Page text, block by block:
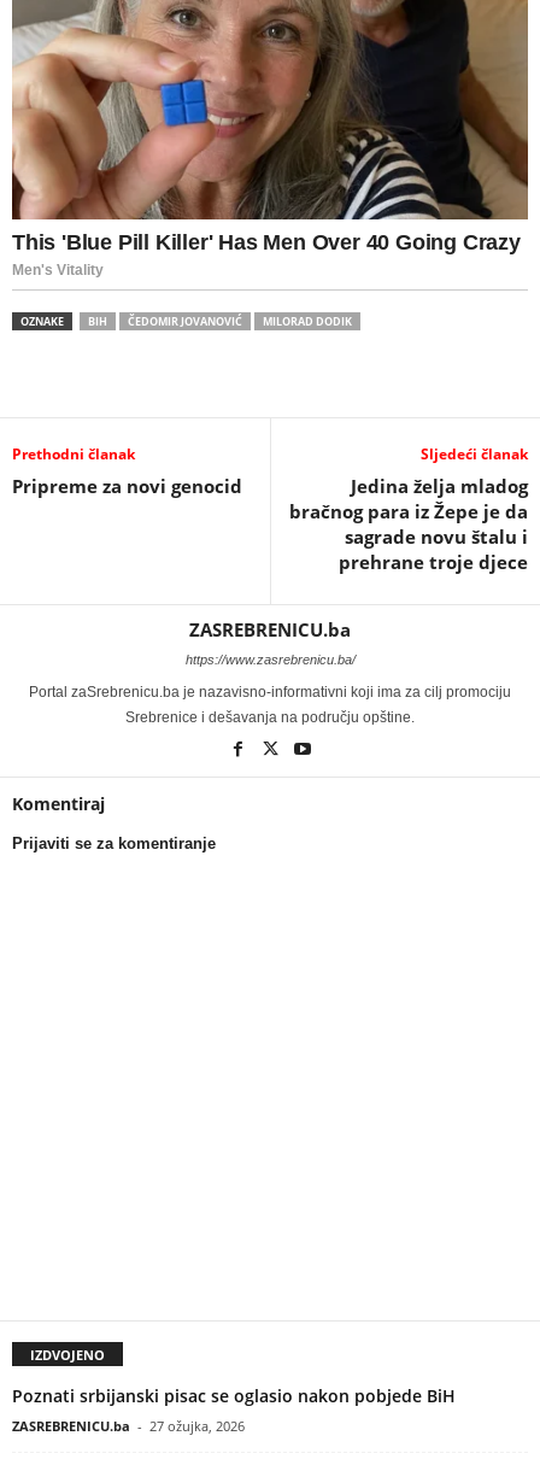
OZNAKE BIH ČEDOMIR JOVANOVIĆ MILORAD DODIK
Prethodni članak
Pripreme za novi genocid
Sljedeći članak
Jedina želja mladog
bračnog para iz Žepe je da
sagrade novu štalu i
prehrane troje djece
ZASREBRENICU.ba
https://www.zasrebrenicu.ba/
Portal zaSrebrenicu.ba je nazavisno-informativni koji ima za cilj promociju
Srebrenice i dešavanja na području opštine.
Komentiraj
Prijaviti se za komentiranje
IZDVOJENO
Poznati srbijanski pisac se oglasio nakon pobjede BiH
ZASREBRENICU.ba - 27 ožujka, 2026